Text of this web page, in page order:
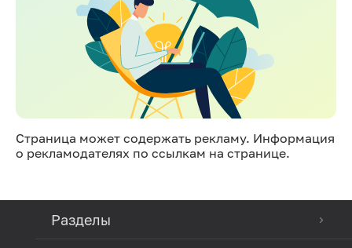
Страница может содержать рекламу. Информация
о рекламодателях по ссылкам на странице.
Разделы